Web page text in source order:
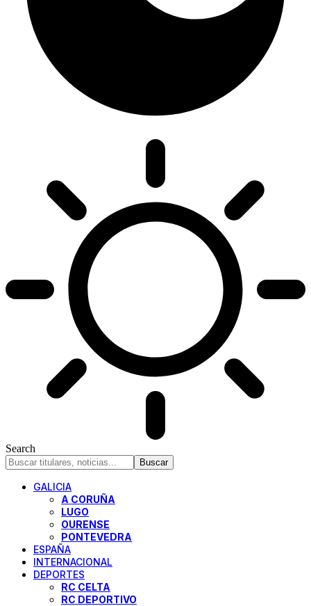
Search
GALICIA
A CORUÑA
LUGO
OURENSE
PONTEVEDRA
ESPAÑA
INTERNACIONAL
DEPORTES
RC CELTA
RC DEPORTIVO